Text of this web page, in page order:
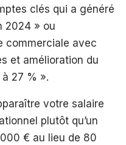
clés qui a généré
2024 » ou
commerciale avec
et amélioration du
27 % ».
votre salaire
plutôt qu’un
€ au lieu de 80